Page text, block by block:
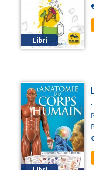
Libri